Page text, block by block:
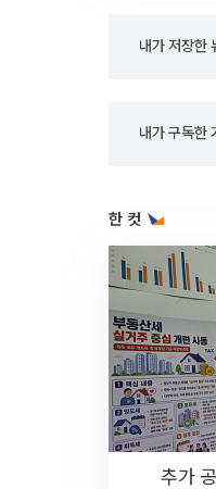
내가 저장한
내가 구독한
한 컷
추가